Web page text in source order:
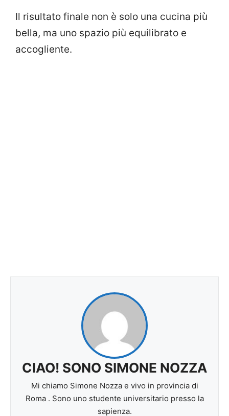
Il risultato finale non è solo una cucina più
bella, ma uno spazio più equilibrato e
accogliente.
CIAO! SONO SIMONE NOZZA
Mi chiamo Simone Nozza e vivo in provincia di
Roma . Sono uno studente universitario presso la
sapienza.